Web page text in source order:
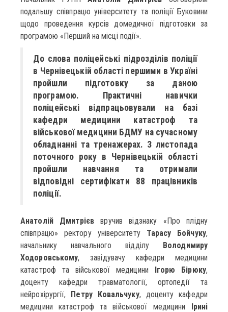
подальшу співпрацю університету та поліції Буковини
щодо проведення курсів домедичної підготовки за
програмою «Перший на місці події».
До слова поліцейські підрозділів поліції
в Чернівецькій області першими в Україні
пройшли підготовку за даною
програмою. Практичні навички
поліцейські відпрацьовували на базі
кафедри медицини катастроф та
військової медицини БДМУ на сучасному
обладнанні та тренажерах. З листопада
поточного року в Чернівецькій області
пройшли навчання та отримали
відповідні сертифікати 88 працівників
поліції.
Анатолій Дмитрієв вручив відзнаку «Про плідну
співпрацю» ректору університету Тарасу Бойчуку,
начальнику навчального відділу Володимиру
Ходоровському, завідувачу кафедри медицини
катастроф та військової медицини Ігорю Бірюку,
доценту кафедри травматології, ортопедії та
нейрохірургії, Петру Ковальчуку, доценту кафедри
медицини катастроф та військової медицини Ірині